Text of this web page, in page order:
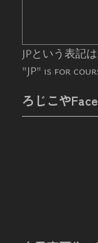
JPという表記
"JP" is for
ろじこや